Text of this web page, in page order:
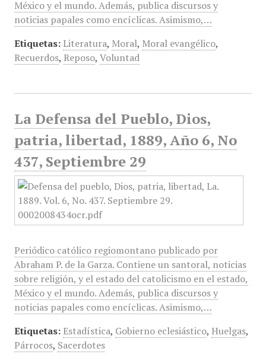
México y el mundo. Además, publica discursos y
noticias papales como encíclicas. Asimismo,…
Etiquetas: Literatura, Moral, Moral evangélico,
Recuerdos, Reposo, Voluntad
La Defensa del Pueblo, Dios,
patria, libertad, 1889, Año 6, No
437, Septiembre 29
Periódico católico regiomontano publicado por
Abraham P. de la Garza. Contiene un santoral, noticias
sobre religión, y el estado del catolicismo en el estado,
México y el mundo. Además, publica discursos y
noticias papales como encíclicas. Asimismo,…
Etiquetas: Estadística, Gobierno eclesiástico, Huelgas,
Párrocos, Sacerdotes